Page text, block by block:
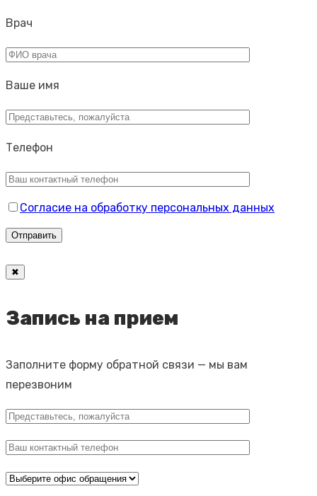
Врач
Ваше имя
Телефон
Согласие на обработку персональных данных
✖
Запись на прием
Заполните форму обратной связи — мы вам
перезвоним